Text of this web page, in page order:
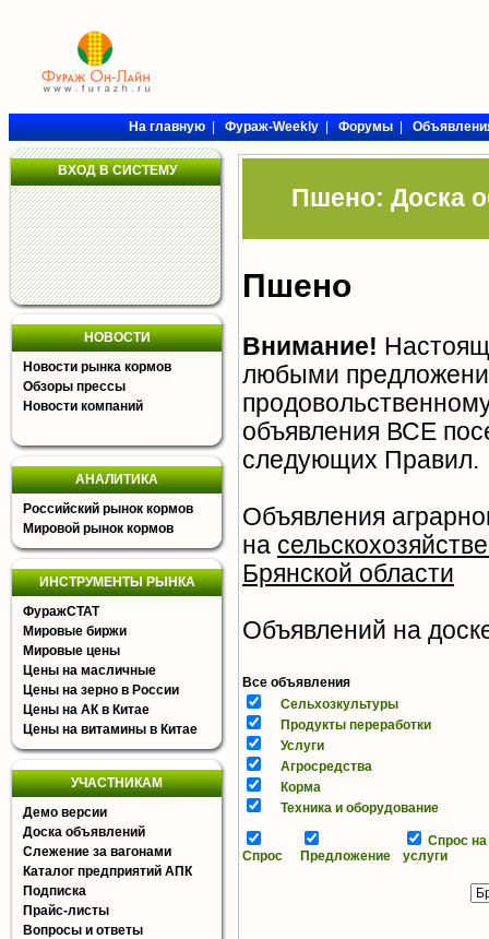
На главную|Фураж-Weekly|Форумы|
ВХОД В СИСТЕМУ
НОВОСТИ
Новости рынка кормов
Обзоры прессы
Новости компаний
АНАЛИТИКА
Российский рынок кормов
Мировой рынок кормов
ИНСТРУМЕНТЫ РЫНКА
ФуражСТАТ
Мировые биржи
Мировые цены
Цены на масличные
Цены на зерно в России
Цены на АК в Китае
Цены на витамины в Китае
УЧАСТНИКАМ
Демо версии
Доска объявлений
Слежение за вагонами
Каталог предприятий АПК
Подписка
Прайс-листы
Вопросы и ответы
Пшено: Доска
Пшено
Внимание!
любыми
объявления ВСЕ
следующих Правил.
Объявления
на
Брянской области
Объявлений на
Все объявления
Сельхозкультуры
Продукты переработки
Услуги
Агросредства
Корма
Техника и оборудование
Спрос Предложение
Спрос на
услуги